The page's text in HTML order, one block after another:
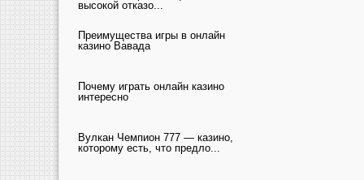
высокой отказо...
Преимущества игры в онлайн
казино Вавада
Почему играть онлайн казино
интересно
Вулкан Чемпион 777 — казино,
которому есть, что предло...